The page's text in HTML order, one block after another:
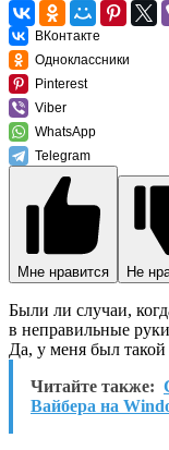
ВКонтакте
Одноклассники
Pinterest
Viber
WhatsApp
Telegram
Мне нравится Не
Были ли случаи,
в неправильные
Да, у меня был
Читайте также:
Вайбера на